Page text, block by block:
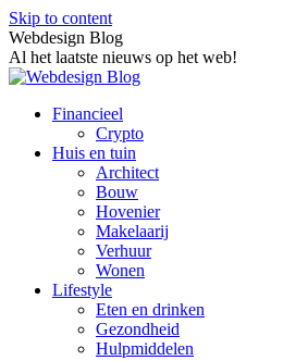
Skip to content
Webdesign Blog
Al het laatste nieuws op het web!
Financieel
Crypto
Huis en tuin
Architect
Bouw
Hovenier
Makelaarij
Verhuur
Wonen
Lifestyle
Eten en drinken
Gezondheid
Hulpmiddelen